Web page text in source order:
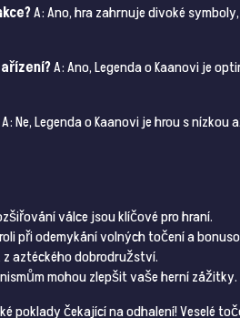
A: Ano, hra zahrnuje divoké
A: Ano, Legenda o Kaanovi je
A: Ne, Legenda o Kaanovi je hrou s
válce jsou klíčové pro hraní.
při odemykání volných točení a
aztéckého dobrodružství.
mohou zlepšit vaše herní zážitky.
poklady čekající na odhalení! Veselé